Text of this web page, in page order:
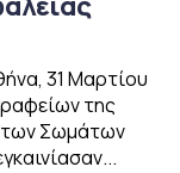
31 Μαρτίου
της
Σωμάτων